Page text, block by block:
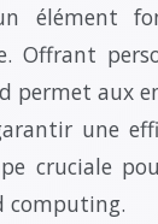
élément
Offrant
permet aux
une
cruciale
computing.